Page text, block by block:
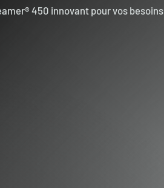
450 innovant pour vos besoins